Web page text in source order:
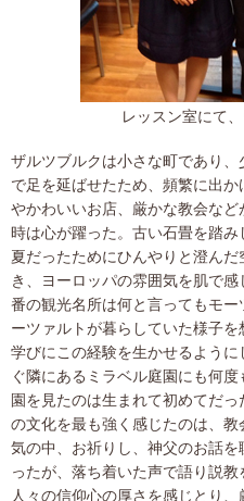
レッスン室にて
ザルツブルクは小さな町であり
で足を延ばせたため、頻繁に出
やかわいいお店、厳かな教会な
時は心が躍った。古い石畳を踏
夏だったためにひんやりと澄ん
き、ヨーロッパの雰囲気を肌で
番の観光名所は何と言ってもモ
ーツァルトが暮らしていた様子
学びにこの経験を生かせるよう
ぐ隣にあるミラベル庭園にも何
園を見たのは生まれて初めてだ
の文化を最も強く感じたのは、
気の中、お祈りし、神父のお話
ったが、落ち着いた声で語り説
人々の信仰心の厚さを感じとり、